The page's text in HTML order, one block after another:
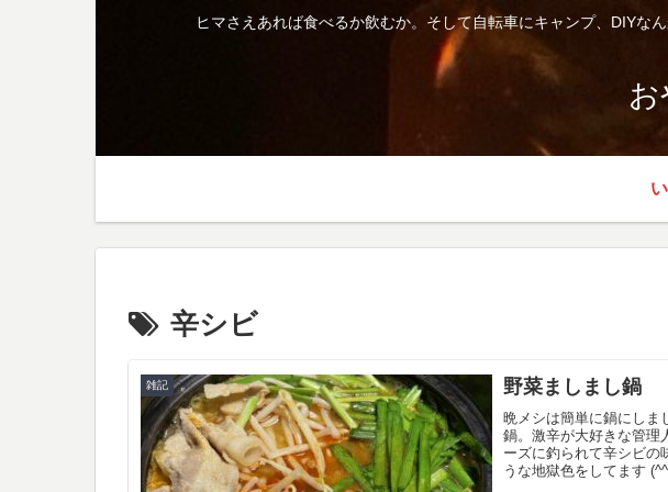
ヒマさえあれば食べるか飲むか。そして自転車にキャンプ、DIYな
辛シビ
雑記 野菜ましまし鍋
晩メシは簡単に鍋にしま
鍋。激辛が大好きな管理
ーズに釣られて辛シビの
うな地獄色をしてます